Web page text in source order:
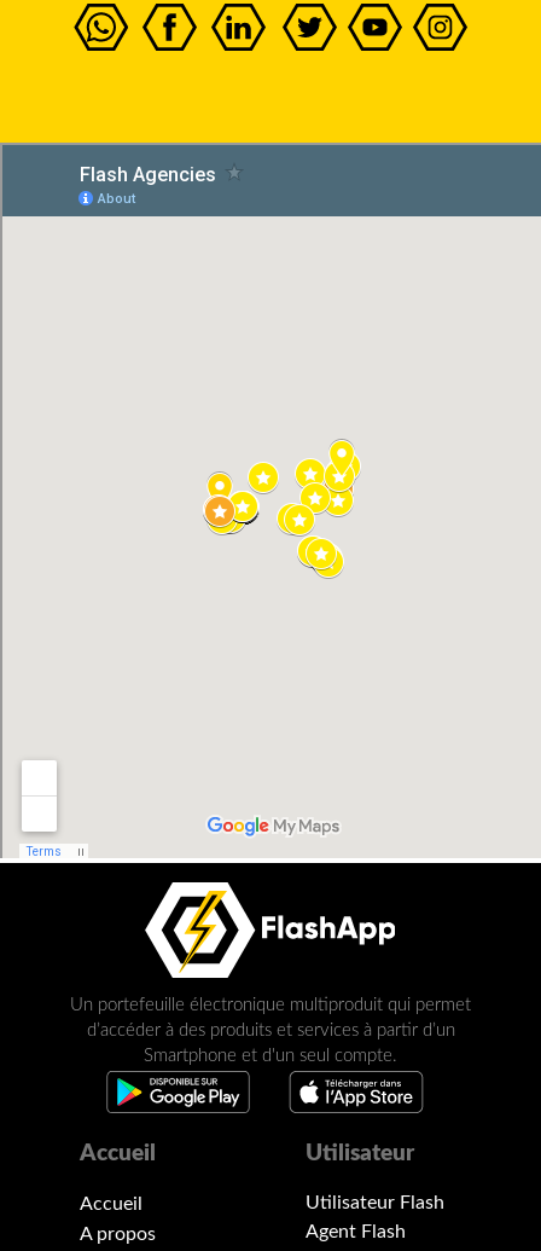
Un portefeuille électronique multiproduit qui permet
d’accéder à des produits et services à partir d’un
Smartphone et d'un seul compte.
Accueil Utilisateur
Accueil
Utilisateur Flash
A propos
Agent Flash